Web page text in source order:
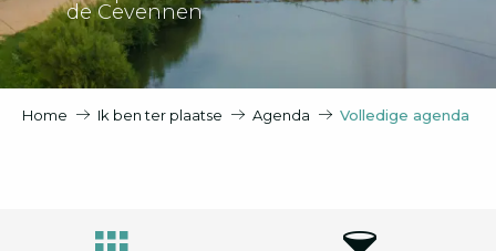
de Cevennen
Home Ik ben ter plaatse Agenda Volledige agenda